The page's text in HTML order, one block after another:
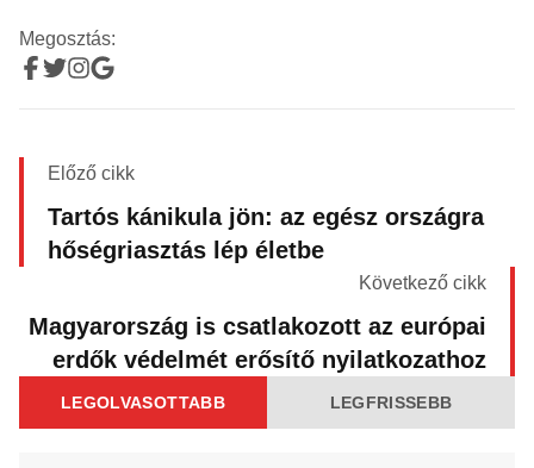
Megosztás:
Előző cikk
Tartós kánikula jön: az egész országra
hőségriasztás lép életbe
Következő cikk
Magyarország is csatlakozott az európai
erdők védelmét erősítő nyilatkozathoz
LEGOLVASOTTABB LEGFRISSEBB